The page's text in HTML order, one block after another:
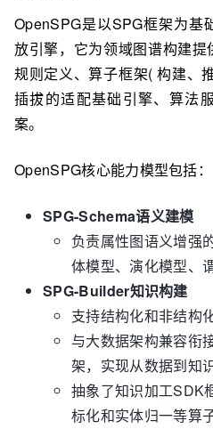
OpenSPG是以SPG框架为基
放引擎，它为领域图谱构建
规则定义、算子框架( 构建、
插拔的适配基础引擎、算法
案。
OpenSPG核心能力模型包括：
SPG-Schema语义建模
负责属性图语义增强
体模型、演化模型、
SPG-Builder知识构建
支持结构化和非结构
与大数据架构兼容衔
架，实现从数据到知
抽象了知识加工SDK
标化和实体归一等算